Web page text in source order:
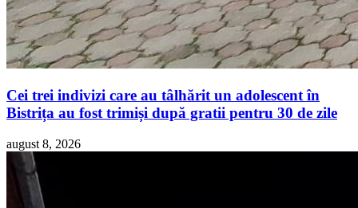
Cei trei indivizi care au tâlhărit un adolescent în
Bistrița au fost trimiși după gratii pentru 30 de zile
august 8, 2026